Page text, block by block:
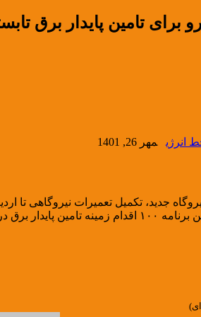
تامین پایدار برق تابستان ۱۴۰۲
انرژی مهر 26, 1401
۱۴۰۱ را فراهم کرده بود.